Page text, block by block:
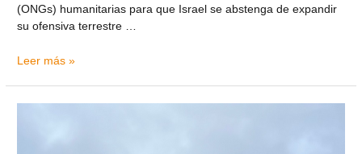
(ONGs) humanitarias para que Israel se abstenga de expandir
su ofensiva terrestre …
Leer más »